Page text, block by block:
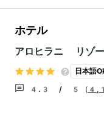
ホテル
アロヒラニ リゾ
日本語
4.3 / 5 (